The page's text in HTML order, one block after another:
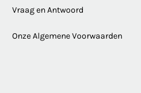
Vraag en Antwoord
Onze Algemene Voorwaarden